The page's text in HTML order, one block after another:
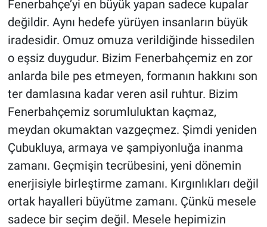
Fenerbahçe’yi en büyük yapan sadece kupalar
değildir. Aynı hedefe yürüyen insanların büyük
iradesidir. Omuz omuza verildiğinde hissedilen
o eşsiz duygudur. Bizim Fenerbahçemiz en zor
anlarda bile pes etmeyen, formanın hakkını son
ter damlasına kadar veren asil ruhtur. Bizim
Fenerbahçemiz sorumluluktan kaçmaz,
meydan okumaktan vazgeçmez. Şimdi yeniden
Çubukluya, armaya ve şampiyonluğa inanma
zamanı. Geçmişin tecrübesini, yeni dönemin
enerjisiyle birleştirme zamanı. Kırgınlıkları değil
ortak hayalleri büyütme zamanı. Çünkü mesele
sadece bir seçim değil. Mesele hepimizin